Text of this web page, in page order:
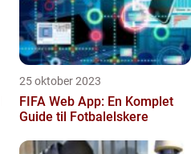
25 oktober 2023
FIFA Web App: En Komplet
Guide til Fotbalelskere